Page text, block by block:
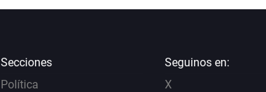
Secciones
Política
Seguinos en:
X